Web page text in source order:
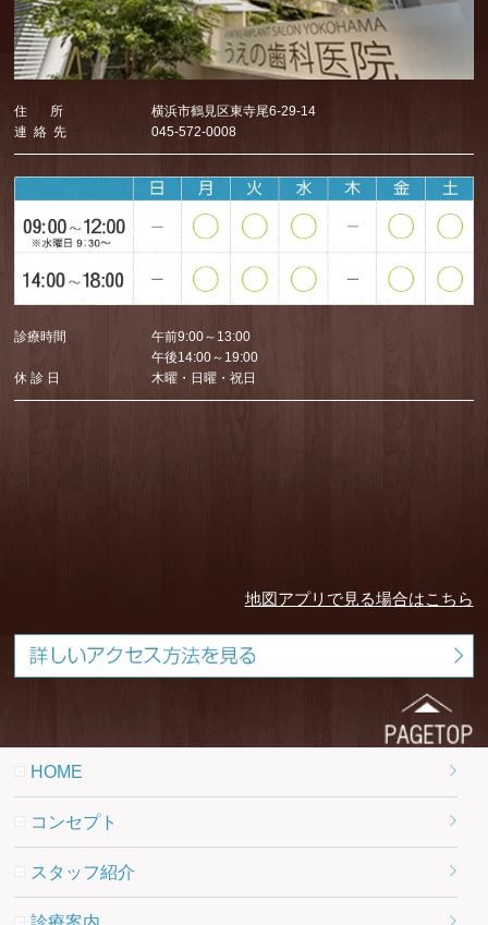
住 所
横浜市鶴見区東寺尾6-29-14
連 絡 先
045-572-0008
診療時間
午前9:00～13:00
午後14:00～19:00
休 診 日
木曜・日曜・祝日
地図アプリで見る場合はこちら
HOME
コンセプト
スタッフ紹介